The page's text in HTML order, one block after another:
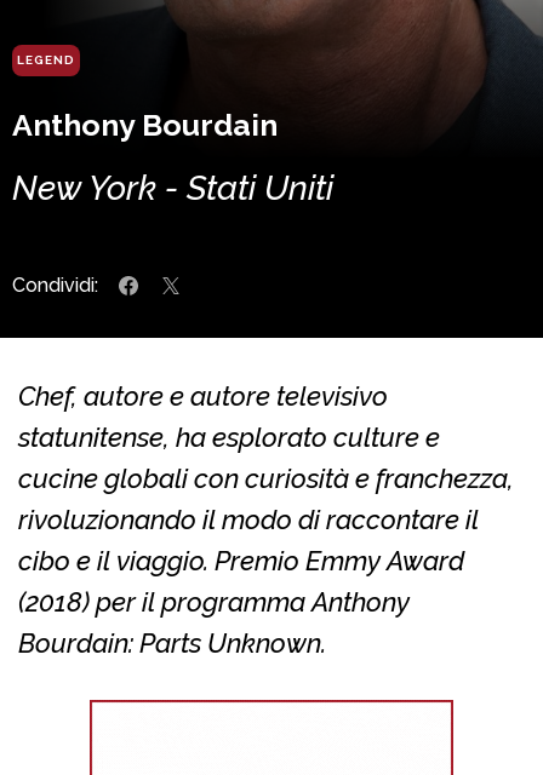
LEGEND
Anthony Bourdain
New York - Stati Uniti
Condividi:
Chef, autore e autore televisivo
statunitense, ha esplorato culture e
cucine globali con curiosità e franchezza,
rivoluzionando il modo di raccontare il
cibo e il viaggio. Premio Emmy Award
(2018) per il programmaAnthony
Bourdain: Parts Unknown.